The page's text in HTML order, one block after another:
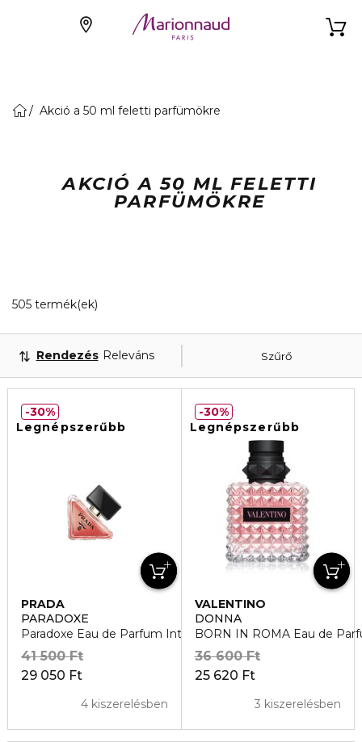
Akció a 50 ml feletti parfümökre
AKCIÓ A 50 ML FELETTI
PARFÜMÖKRE
505 termék(ek)
Szűrő
Rendezés Releváns
Legnépszerűbb
PRADA
PARADOXE
Paradoxe Eau de Parfum Intense
29 050 Ft
41 500 Ft
4 kiszerelésben
30%
Legnépszerűbb
VALENTINO
DONNA
BORN IN ROMA Eau de
25 620 Ft
36 600 Ft
3 kiszerelésben
30%